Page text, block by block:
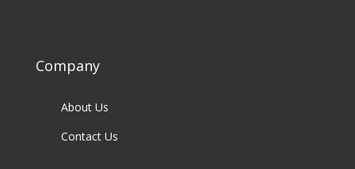
Company
About Us
Contact Us